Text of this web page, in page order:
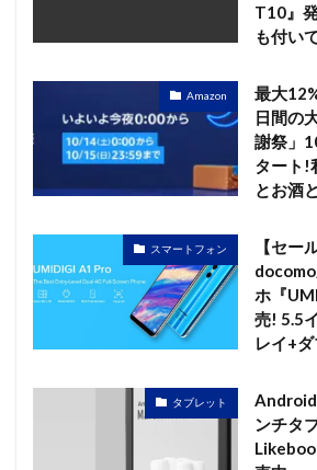
T10』
も付い
Amazon
最大
日間の
謝祭」
タート!
とお酒
スマートフォン
【セー
ホ『
売! 5.5
レイ+
タブレット
Android
ンチタ